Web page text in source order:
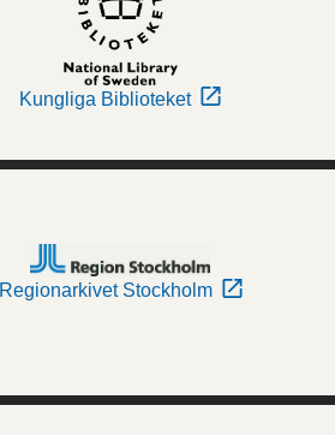
Kungliga Biblioteket
Regionarkivet Stockholm